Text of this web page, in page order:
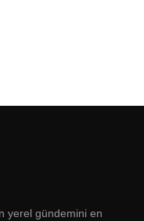
yerel gündemini en